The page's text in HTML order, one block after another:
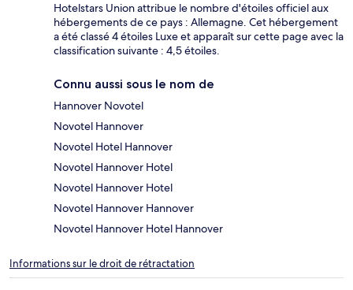
Hotelstars Union attribue le nombre d'étoiles officiel aux
hébergements de ce pays : Allemagne. Cet hébergement
a été classé 4 étoiles Luxe et apparaît sur cette page avec la
classification suivante : 4,5 étoiles.
Connu aussi sous le nom de
Hannover Novotel
Novotel Hannover
Novotel Hotel Hannover
Novotel Hannover Hotel
Novotel Hannover Hotel
Novotel Hannover Hannover
Novotel Hannover Hotel Hannover
Informations sur le droit de rétractation